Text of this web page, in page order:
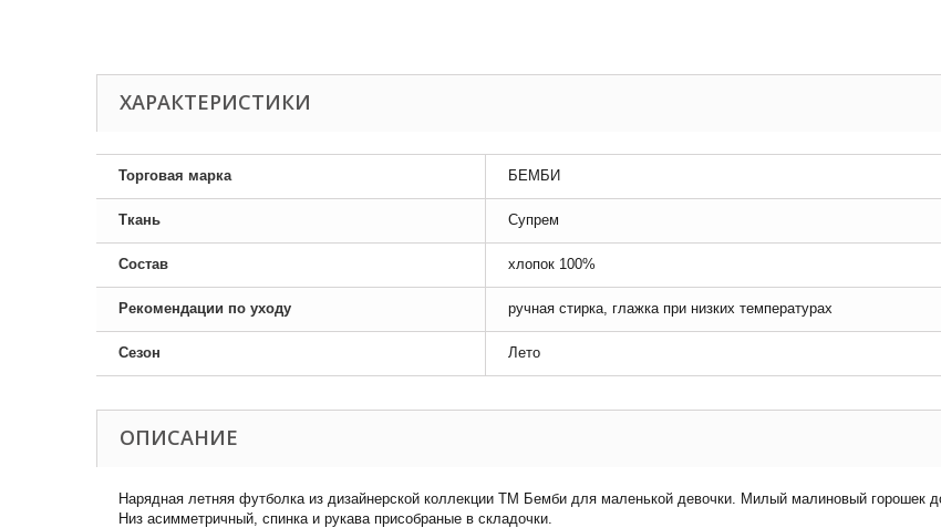
ХАРАКТЕРИСТИКИ
Торговая марка БЕМБИ
Ткань Супрем
Состав хлопок 100%
Рекомендации по уходу ручная стирка, глажка при низких температурах
Сезон Лето
ОПИСАНИЕ
Нарядная летняя футболка из дизайнерской коллекции ТМ Бемби для маленькой девочки. Милый малиновый горошек
Низ асимметричный, спинка и рукава присобраные в складочки.